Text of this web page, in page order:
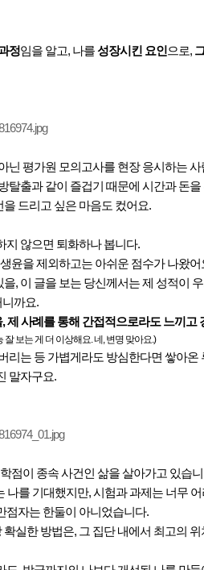
정임을 알고, 나를성장시킨 요인으로,
닌 평가원 모의고사를 현장 응시하는
탈출과 같이 즐겁기 때문에 시간과 돈
드리고 싶은 마음도 컸어요.
지 않으면 퇴화하나 봅니다.
윤을 제외하고는 아쉬운 점수가 나왔어
, 이 글을 보는 당신께서는 제 성적이
니까요.
제 사례를 통해 간접적으로라도 느끼고
보는 게 더 이상해요. 네, 변명 맞아요.)
리는 등 가볍게라도 방심한다면 쌓아온
말자구요.
점이 종속 사건인 삶을 살아가고 있습
나를 기대했지만, 시험과 과제는 너무
점자는 한둘이 아니었습니다.
실한 방법은, 그 집단 내에서 최고의